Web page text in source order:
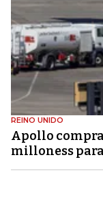
REINO UNIDO
Apollo
milloness